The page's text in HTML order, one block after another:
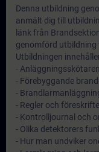
Denna utbildning
anmält dig till
länk från
genomförd
Utbildningen
-
- Förebyggande
-
- Regler och
- Kontrolljournal och
- Olika detektorers
- Hur man undviker